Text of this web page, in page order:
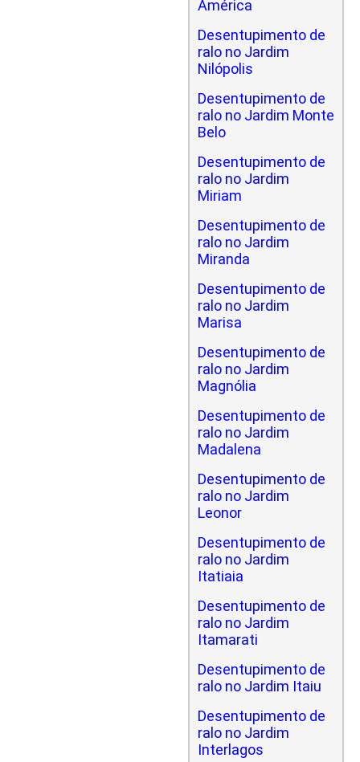
América
Desentupimento de
ralo no Jardim
Nilópolis
Desentupimento de
ralo no Jardim Monte
Belo
Desentupimento de
ralo no Jardim
Miriam
Desentupimento de
ralo no Jardim
Miranda
Desentupimento de
ralo no Jardim
Marisa
Desentupimento de
ralo no Jardim
Magnólia
Desentupimento de
ralo no Jardim
Madalena
Desentupimento de
ralo no Jardim
Leonor
Desentupimento de
ralo no Jardim
Itatiaia
Desentupimento de
ralo no Jardim
Itamarati
Desentupimento de
ralo no Jardim Itaiu
Desentupimento de
ralo no Jardim
Interlagos